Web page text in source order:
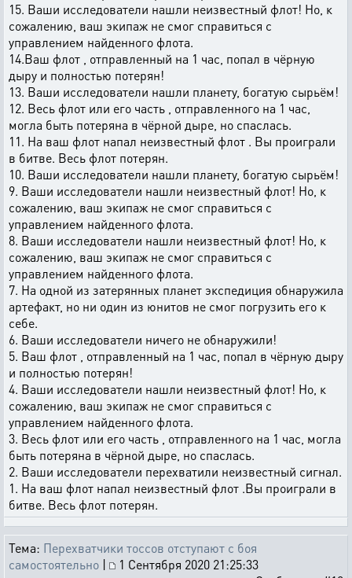
15. Ваши исследователи нашли неизвестный флот! Но, к
сожалению, ваш экипаж не смог справиться с
управлением найденного флота.
14.Ваш флот , отправленный на 1 час, попал в чёрную
дыру и полностью потерян!
13. Ваши исследователи нашли планету, богатую сырьём!
12. Весь флот или его часть , отправленного на 1 час,
могла быть потеряна в чёрной дыре, но спаслась.
11. На ваш флот напал неизвестный флот . Вы проиграли
в битве. Весь флот потерян.
10. Ваши исследователи нашли планету, богатую сырьём!
9. Ваши исследователи нашли неизвестный флот! Но, к
сожалению, ваш экипаж не смог справиться с
управлением найденного флота.
8. Ваши исследователи нашли неизвестный флот! Но, к
сожалению, ваш экипаж не смог справиться с
управлением найденного флота.
7. На одной из затерянных планет экспедиция обнаружила
артефакт, но ни один из юнитов не смог погрузить его к
себе.
6. Ваши исследователи ничего не обнаружили!
5. Ваш флот , отправленный на 1 час, попал в чёрную дыру
и полностью потерян!
4. Ваши исследователи нашли неизвестный флот! Но, к
сожалению, ваш экипаж не смог справиться с
управлением найденного флота.
3. Весь флот или его часть , отправленного на 1 час, могла
быть потеряна в чёрной дыре, но спаслась.
2. Ваши исследователи перехватили неизвестный сигнал.
1. На ваш флот напал неизвестный флот .Вы проиграли в
битве. Весь флот потерян.
Тема: Перехватчики тоссов отступают с боя
самостоятельно |
1 Сентября 2020 21:25:33